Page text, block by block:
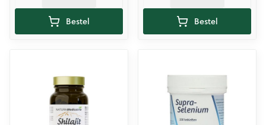
Bestel Bestel